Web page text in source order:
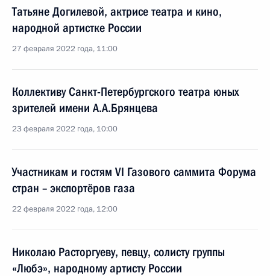
Татьяне Догилевой, актрисе театра и кино,
народной артистке России
27 февраля 2022 года, 11:00
Коллективу Санкт-Петербургского театра юных
зрителей имени А.А.Брянцева
23 февраля 2022 года, 10:00
Участникам и гостям VI Газового саммита Форума
стран – экспортёров газа
22 февраля 2022 года, 12:00
Николаю Расторгуеву, певцу, солисту группы
«Любэ», народному артисту России